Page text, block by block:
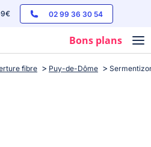
02 99 36 30 54
Bons plans
fibre Puy-de-Dôme